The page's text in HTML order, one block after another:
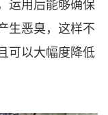
运用后能够确保
生恶臭，这样不
可以大幅度降低